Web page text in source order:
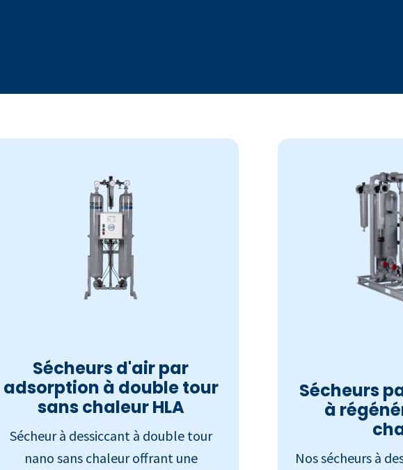
Sécheurs d'air par
adsorption à double tour
sans chaleur HLA
Sécheur à dessiccant à double tour
nano sans chaleur offrant une
Sécheurs
à
Nos sécheurs à